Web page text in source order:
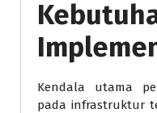
Kendala utama
pada infrastruktur